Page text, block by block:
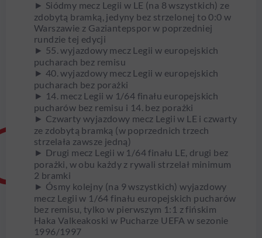
► Siódmy mecz Legii w LE (na 8 wszystkich) ze
zdobytą bramką, jedyny bez strzelonej to 0:0 w
Warszawie z Gaziantepspor w poprzedniej
rundzie tej edycji
► 55. wyjazdowy mecz Legii w europejskich
pucharach bez remisu
► 40. wyjazdowy mecz Legii w europejskich
pucharach bez porażki
► 14. mecz Legii w 1/64 finału europejskich
pucharów bez remisu i 14. bez porażki
► Czwarty wyjazdowy mecz Legii w LE i czwarty
ze zdobytą bramką (w poprzednich trzech
strzelała zawsze jedną)
► Drugi mecz Legii w 1/64 finału LE, drugi bez
porażki, w obu każdy z rywali strzelał minimum
2 bramki
► Ósmy kolejny (na 9 wszystkich) wyjazdowy
mecz Legii w 1/64 finału europejskich pucharów
bez remisu, tylko w pierwszym 1:1 z fińskim
Haka Valkeakoski w Pucharze UEFA w sezonie
1996/1997